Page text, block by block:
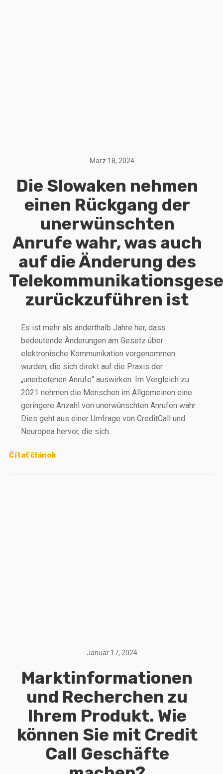
März 18, 2024
Die Slowaken nehmen
einen Rückgang der
unerwünschten
Anrufe wahr, was auch
auf die Änderung des
zurückzuführen ist
Es ist mehr als anderthalb Jahre her, dass
bedeutende Änderungen am Gesetz über
elektronische Kommunikation vorgenommen
wurden, die sich direkt auf die Praxis der
„unerbetenen Anrufe“ auswirken. Im Vergleich zu
2021 nehmen die Menschen im Allgemeinen eine
geringere Anzahl von unerwünschten Anrufen wahr.
Dies geht aus einer Umfrage von CreditCall und
Neuropea hervor, die sich…
Čítať článok
Januar 17, 2024
Marktinformationen
und Recherchen zu
Ihrem Produkt. Wie
können Sie mit Credit
Call Geschäfte